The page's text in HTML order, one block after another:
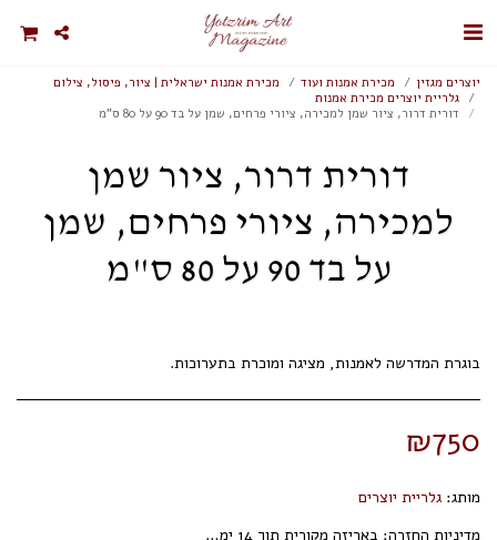
יוצרים מגזין מכירת אמנות ועוד
מכירת אמנות ישראלית | ציור, פיסול, צילום
גלריית יוצרים מכירת אמנות
דורית דרור, ציור שמן למכירה, ציורי פרחים, שמן על בד 90 על 80 ס"מ
דורית דרור, ציור שמן
למכירה, ציורי פרחים, שמן
על בד 90 על 80 ס"מ
בוגרת המדרשה לאמנות, מציגה ומוכרת בתערוכות.
₪750
מותג: גלריית יוצרים
מדיניות החזרה: באריזה מקורית תוך 14 ימי עסקים.